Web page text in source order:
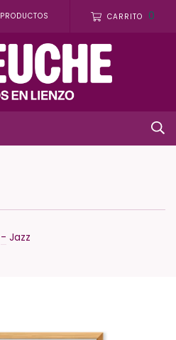
PRODUCTOS CARRITO 0
- Jazz